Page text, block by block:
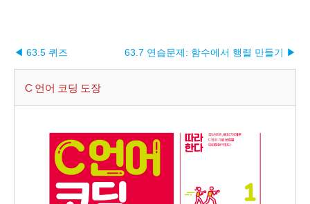
◀ 63.5 퀴즈 63.7 연습문제: 함수에서 행렬 만들기 ▶︎
C 언어 코딩 도장